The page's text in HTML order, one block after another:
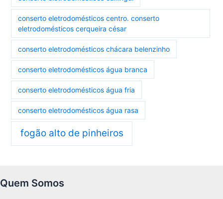
conserto eletrodomésticos centro. conserto
eletrodomésticos cerqueira césar
conserto eletrodomésticos chácara belenzinho
conserto eletrodomésticos água branca
conserto eletrodomésticos água fria
conserto eletrodomésticos água rasa
fogão alto de pinheiros
Quem Somos